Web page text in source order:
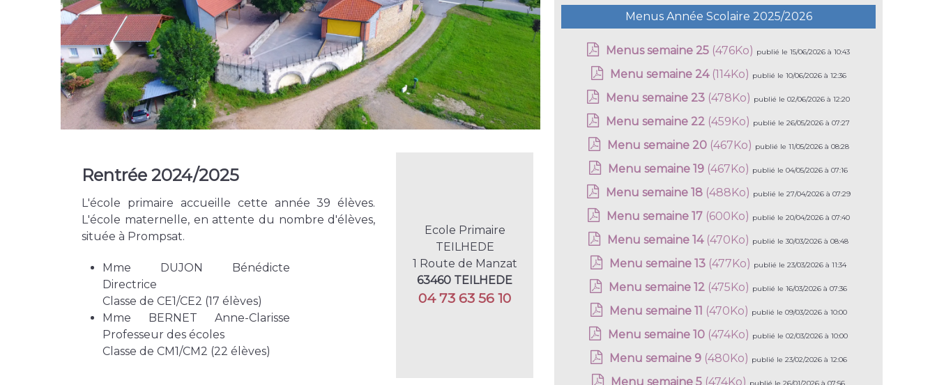
Rentrée 2024/2025
L'école primaire accueille cette année 39 élèves.
L'école maternelle, en attente du nombre d'élèves,
située à Prompsat.
Mme DUJON Bénédicte
Directrice
Classe de CE1/CE2 (17 élèves)
Mme BERNET Anne-Clarisse
Professeur des écoles
Classe de CM1/CM2 (22 élèves)
Ecole Primaire
TEILHEDE
1 Route de Manzat
63460 TEILHEDE
04 73 63 56 10
Menus Année Scolaire 2025/2026
Menus semaine 25 (476Ko) publié le 15/06/2026 à 10:43
Menu semaine 24(114Ko) publié le 10/06/2026 à 12:36
Menu semaine 23 (478Ko) publié le 02/06/2026 à 12:20
Menu semaine 22 (459Ko) publié le 26/05/2026 à 07:27
Menu semaine 20(467Ko) publié le 11/05/2026 à 08:28
Menu semaine 19 (467Ko) publié le 04/05/2026 à 07:16
Menu semaine 18(488Ko) publié le 27/04/2026 à 07:29
Menu semaine 17(600Ko) publié le 20/04/2026 à 07:40
Menu semaine 14(470Ko) publié le 30/03/2026 à 08:48
Menu semaine 13 (477Ko) publié le 23/03/2026 à 11:34
Menu semaine 12 (475Ko) publié le 16/03/2026 à 07:36
Menu semaine 11 (470Ko) publié le 09/03/2026 à 10:00
Menu semaine 10 (474Ko) publié le 02/03/2026 à 10:00
Menu semaine 9(480Ko) publié le 23/02/2026 à 12:06
Menu semaine 5 (474Ko)